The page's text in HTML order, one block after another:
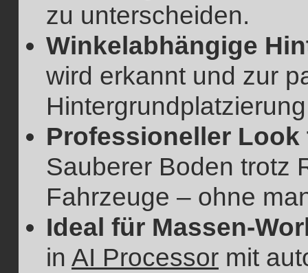
zu unterscheiden.
Winkelabhängige
wird erkannt und zur
Professioneller
Sauberer Boden trotz
Fahrzeuge – ohne
Ideal für Massen-
in AI Processor mit